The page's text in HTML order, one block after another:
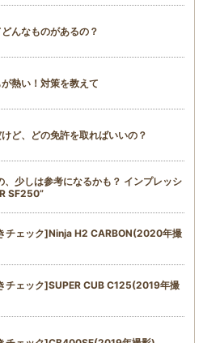
んなものがあるの？
熱い！対策を教えて
ど、どの免許を取ればいいの？
少しは参考になるかも？ インプレッシ
SF250”
チェック]Ninja H2 CARBON(2020年撮
チェック]SUPER CUB C125(2019年撮